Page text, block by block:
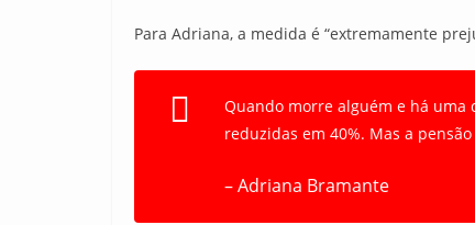
Para Adriana, a medida é “extremamente
Quando morre alguém e há uma
reduzidas em 40%. Mas a
– Adriana Bramante